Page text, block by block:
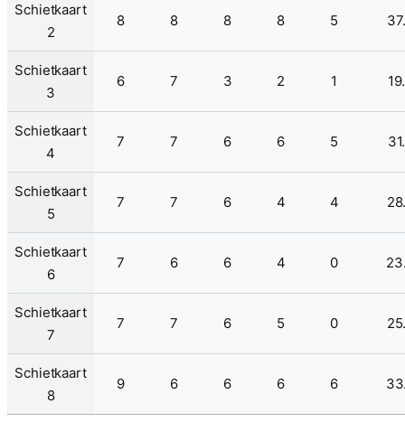
Schietkaart
2
8 8 8 8 5
Schietkaart
3
6 7 3 2 1
Schietkaart
4
7 7 6 6 5
Schietkaart
5
7 7 6 4 4
Schietkaart
6
7 6 6 4 0
Schietkaart
7
7 7 6 5 0
Schietkaart
8
9 6 6 6 6